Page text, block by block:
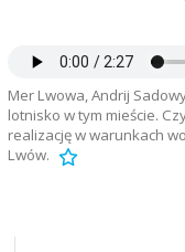
Mer Lwowa, Andrij
lotnisko w tym mieście.
realizację w warunkach
Lwów.